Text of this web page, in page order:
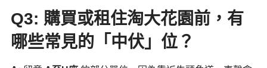
Q3: 購買或租住淘大花園前，有
哪些常見的「中伏」位？